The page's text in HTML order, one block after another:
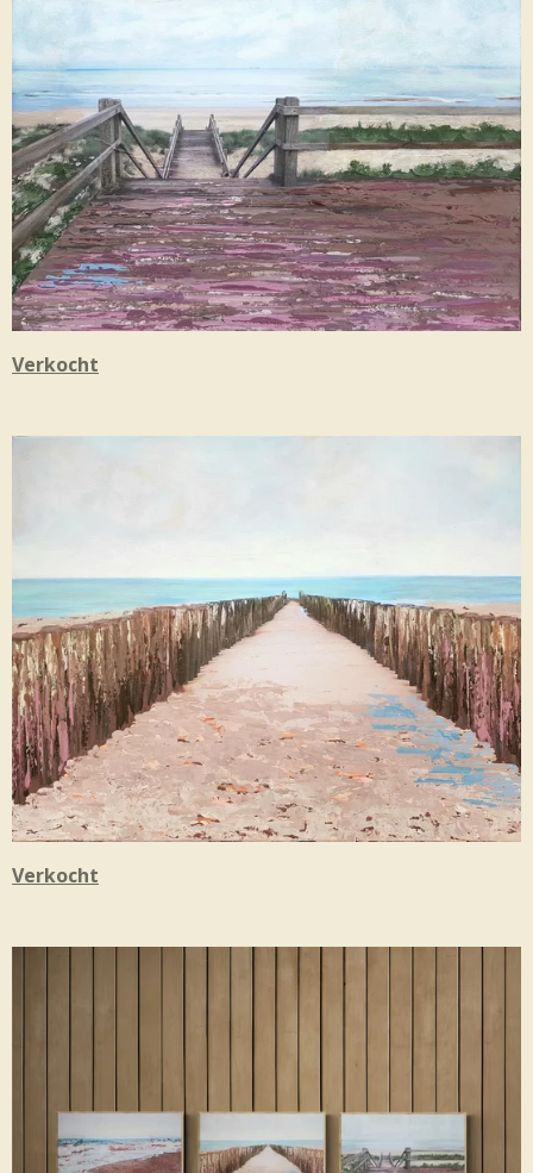
Verkocht
Verkocht